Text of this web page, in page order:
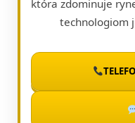
która zdominuje
technologiom